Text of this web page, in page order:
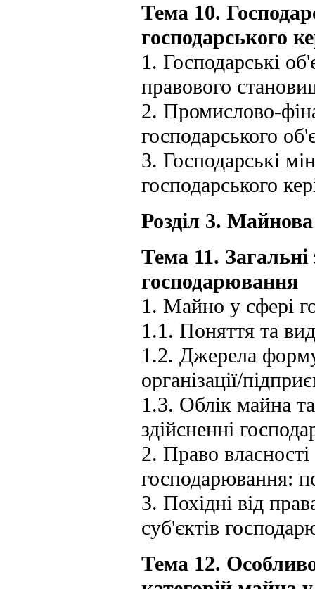
Тема 10.
господарського
1. Господарські
правового
2. Промислово-
господарського
3. Господарські
господарського
Розділ 3.
Тема 11.
господарювання
1. Майно у сфері
1.1. Поняття та
1.2. Джерела
організації/
1.3. Облік майна
здійсненні
2. Право
господарювання:
3. Похідні від
суб'єктів
Тема 12.